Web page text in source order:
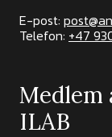
E-post:
Telefon: +47
Medlem
ILAB